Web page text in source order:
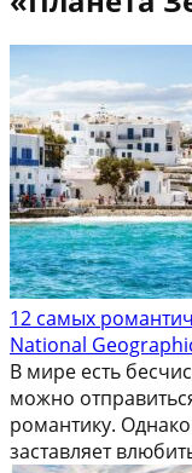
12 самых
National
В мире есть
можно
романтику.
заставляет